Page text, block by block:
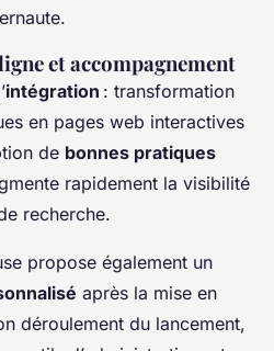
et accompagnement
intégration : transformation
en pages web interactives
de bonnes pratiques
rapidement la visibilité
recherche.
propose également un
après la mise en
déroulement du lancement,